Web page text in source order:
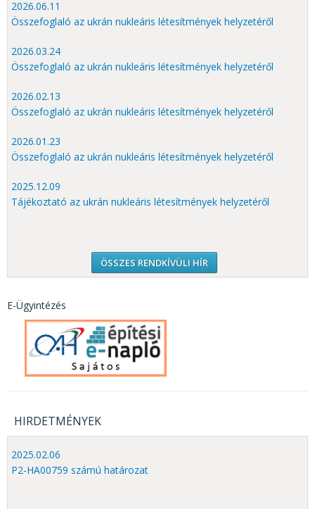
2026.06.11
Összefoglaló az ukrán nukleáris létesítmények helyzetéről
2026.03.24
Összefoglaló az ukrán nukleáris létesítmények helyzetéről
2026.02.13
Összefoglaló az ukrán nukleáris létesítmények helyzetéről
2026.01.23
Összefoglaló az ukrán nukleáris létesítmények helyzetéről
2025.12.09
Tájékoztató az ukrán nukleáris létesítmények helyzetéről
ÖSSZES RENDKÍVÜLI HÍR
E-Ügyintézés
HIRDETMÉNYEK
2025.02.06
P2-HA00759 számú határozat